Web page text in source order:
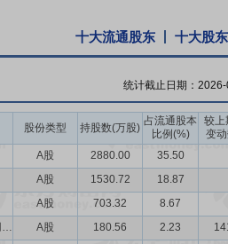
十大流通股东 十大股东
统计截止日期：
股份类型 持股数(万股)
占流通股本
比例(%)
较上
变
A股 2880.00
35.50
A股 1530.72
18.87
A股 703.32
8.67
国联民生证券股份有限公司客户信用交易担保证券账户
A股 180.56 2.23